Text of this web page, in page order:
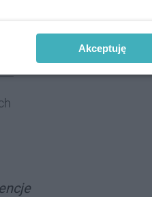
Akceptuję